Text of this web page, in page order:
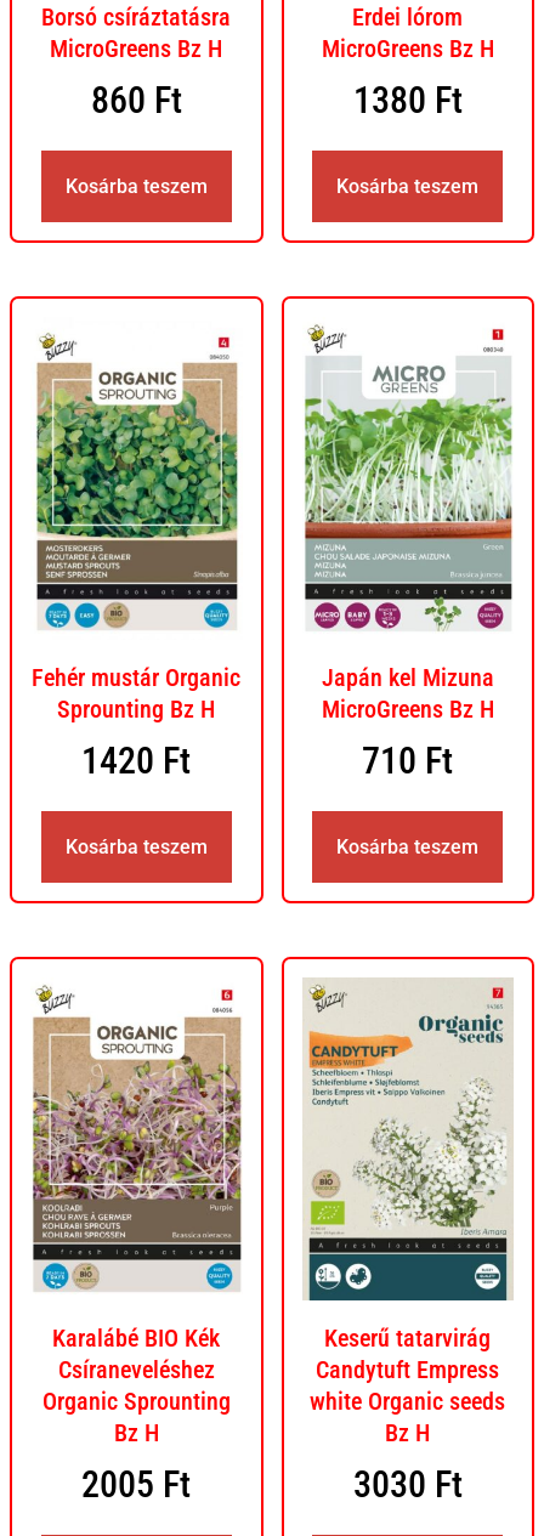
Borsó csíráztatásra
MicroGreens Bz H
860 Ft
Kosárba teszem
Erdei lórom
MicroGreens Bz H
1380 Ft
Kosárba teszem
Fehér mustár Organic
Sprounting Bz H
1420 Ft
Kosárba teszem
Japán kel Mizuna
MicroGreens Bz H
710 Ft
Kosárba teszem
Karalábé BIO Kék
Csíraneveléshez
Organic Sprounting
Bz H
2005 Ft
Keserű tatarvirág
Candytuft Empress
white Organic seeds
Bz H
3030 Ft